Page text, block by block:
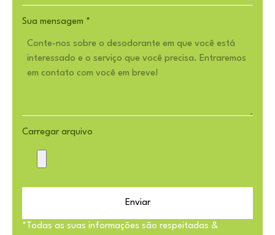
Sua mensagem *
Carregar arquivo
Enviar
*Todas as suas informações são respeitadas &